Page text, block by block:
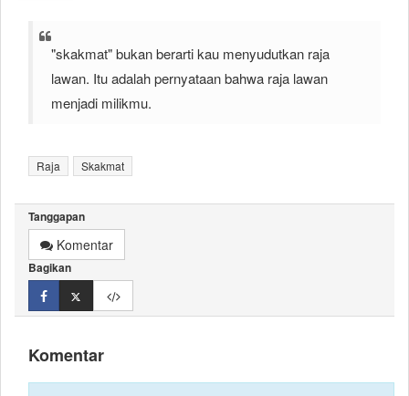
"skakmat" bukan berarti kau menyudutkan raja
lawan. Itu adalah pernyataan bahwa raja lawan
menjadi milikmu.
Raja Skakmat
Tanggapan
Komentar
Bagikan
Komentar